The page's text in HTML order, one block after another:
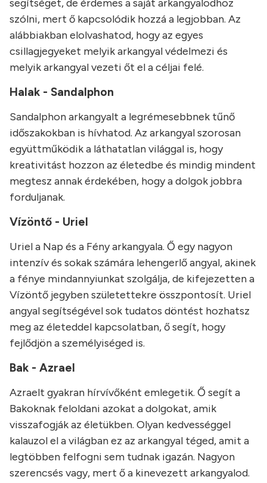
segítséget, de érdemes a saját arkangyalodhoz
szólni, mert ő kapcsolódik hozzá a legjobban. Az
alábbiakban elolvashatod, hogy az egyes
csillagjegyeket melyik arkangyal védelmezi és
melyik arkangyal vezeti őt el a céljai felé.
Halak - Sandalphon
Sandalphon arkangyalt a legrémesebbnek tűnő
időszakokban is hívhatod. Az arkangyal szorosan
együttműködik a láthatatlan világgal is, hogy
kreativitást hozzon az életedbe és mindig mindent
megtesz annak érdekében, hogy a dolgok jobbra
forduljanak.
Vízöntő - Uriel
Uriel a Nap és a Fény arkangyala. Ő egy nagyon
intenzív és sokak számára lehengerlő angyal, akinek
a fénye mindannyiunkat szolgálja, de kifejezetten a
Vízöntő jegyben születettekre összpontosít. Uriel
angyal segítségével sok tudatos döntést hozhatsz
meg az életeddel kapcsolatban, ő segít, hogy
fejlődjön a személyiséged is.
Bak - Azrael
Azraelt gyakran hírvívőként emlegetik. Ő segít a
Bakoknak feloldani azokat a dolgokat, amik
visszafogják az életükben. Olyan kedvességgel
kalauzol el a világban ez az arkangyal téged, amit a
legtöbben felfogni sem tudnak igazán. Nagyon
szerencsés vagy, mert ő a kinevezett arkangyalod.